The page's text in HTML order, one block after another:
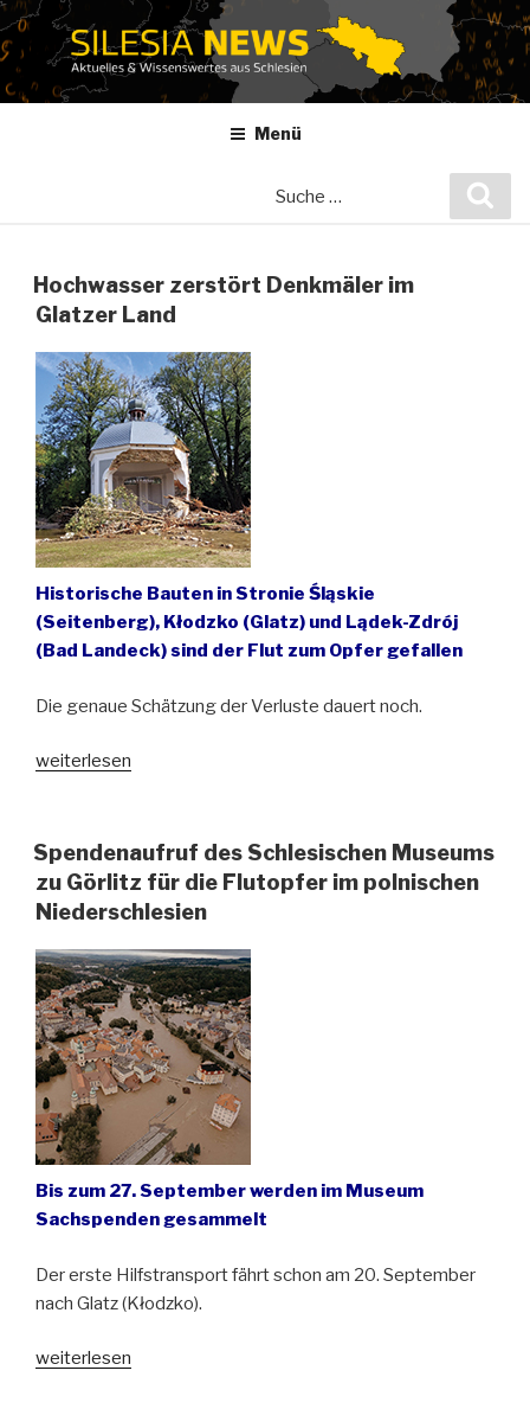
Zum
Inhalt
springen
Menü
Hochwasser zerstört Denkmäler im
Glatzer Land
Historische Bauten in Stronie Śląskie
(Seitenberg), Kłodzko (Glatz) und Lądek-Zdrój
(Bad Landeck) sind der Flut zum Opfer gefallen
Die genaue Schätzung der Verluste dauert noch.
„Hochwasser
im
Glatzer
Land“
weiterlesen
Spendenaufruf des Schlesischen Museums
zu Görlitz für die Flutopfer im polnischen
Niederschlesien
Bis zum 27. September werden im Museum
Sachspenden gesammelt
Der erste Hilfstransport fährt schon am 20. September
nach Glatz (Kłodzko).
„Spendenaufruf
weiterlesen